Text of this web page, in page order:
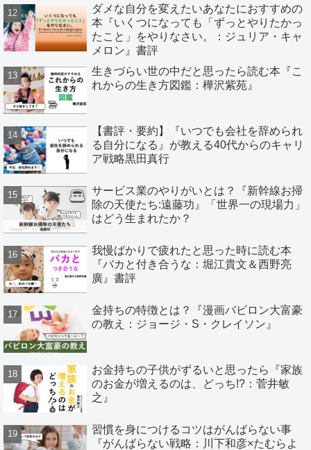
ダメな自分を変えたいあなたにおすすめの
本『いくつになっても「ずっとやりたかっ
たこと」をやりなさい。：ジュリア・キャ
メロン』書評
生きづらい世の中だと思ったら読む本『こ
れからの生き方図鑑：樺沢紫苑』
【書評・要約】『いつでも会社を辞められ
る自分になる』が教える40代からのキャリ
ア戦略黒田真行
サービス業のやりがいとは？『新幹線お掃
除の天使たち:遠藤功』「世界一の現場力」
はどう生まれたか？
我慢ばかりで疲れたと思った時に読む本
『バカと付き合うな：堀江貴文＆西野亮
廣』書評
金持ちの特徴とは？『漫画バビロン大富豪
の教え：ジョージ・S・クレイソン』
お金持ちの子供がずるいと思ったら『家族
のお金が増えるのは、どっち!?：菅井敏
之』
習慣を身につけるコツはがんばらない事
『がんばらない戦略：川下和彦×たむらよ